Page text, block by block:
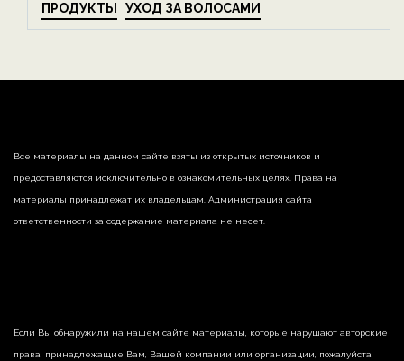
ПРОДУКТЫ УХОД ЗА ВОЛОСАМИ
Все материалы на данном сайте взяты из открытых источников и
предоставляются исключительно в ознакомительных целях. Права на
материалы принадлежат их владельцам. Администрация сайта
ответственности за содержание материала не несет.
Если Вы обнаружили на нашем сайте материалы, которые нарушают авторские
права, принадлежащие Вам, Вашей компании или организации, пожалуйста,